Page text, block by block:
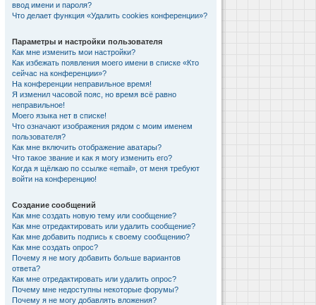
ввод имени и пароля?
Что делает функция «Удалить cookies конференции»?
Параметры и настройки пользователя
Как мне изменить мои настройки?
Как избежать появления моего имени в списке «Кто
сейчас на конференции»?
На конференции неправильное время!
Я изменил часовой пояс, но время всё равно
неправильное!
Моего языка нет в списке!
Что означают изображения рядом с моим именем
пользователя?
Как мне включить отображение аватары?
Что такое звание и как я могу изменить его?
Когда я щёлкаю по ссылке «email», от меня требуют
войти на конференцию!
Создание сообщений
Как мне создать новую тему или сообщение?
Как мне отредактировать или удалить сообщение?
Как мне добавить подпись к своему сообщению?
Как мне создать опрос?
Почему я не могу добавить больше вариантов
ответа?
Как мне отредактировать или удалить опрос?
Почему мне недоступны некоторые форумы?
Почему я не могу добавлять вложения?